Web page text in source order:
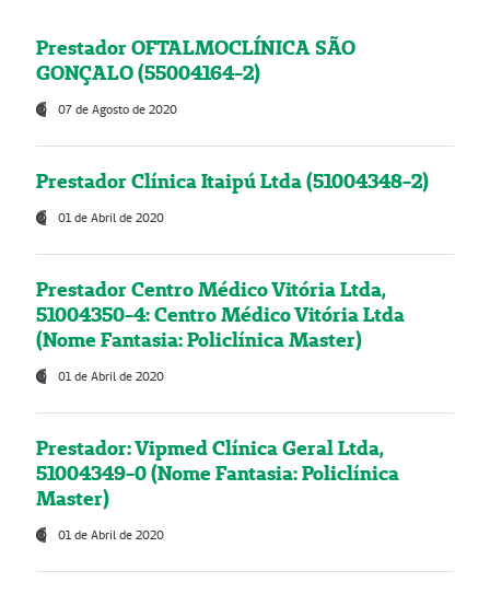
Prestador OFTALMOCLÍNICA SÃO
GONÇALO (55004164-2)
07 de Agosto de 2020
Prestador Clínica Itaipú Ltda (51004348-2)
01 de Abril de 2020
Prestador Centro Médico Vitória Ltda,
51004350-4: Centro Médico Vitória Ltda
(Nome Fantasia: Policlínica Master)
01 de Abril de 2020
Prestador: Vipmed Clínica Geral Ltda,
51004349-0 (Nome Fantasia: Policlínica
Master)
01 de Abril de 2020